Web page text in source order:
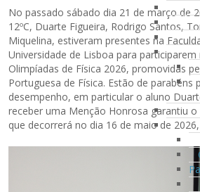
No passado sábado dia 21 de março de
12ºC, Duarte Figueira, Rodrigo Santos,
Miquelina, estiveram presentes na
Universidade de Lisboa para
Olimpíadas de Física 2026, promovidas
Portuguesa de Física. Estão de parabéns
desempenho, em particular o aluno
receber uma Menção Honrosa garantiu
que decorrerá no dia 16 de maio de